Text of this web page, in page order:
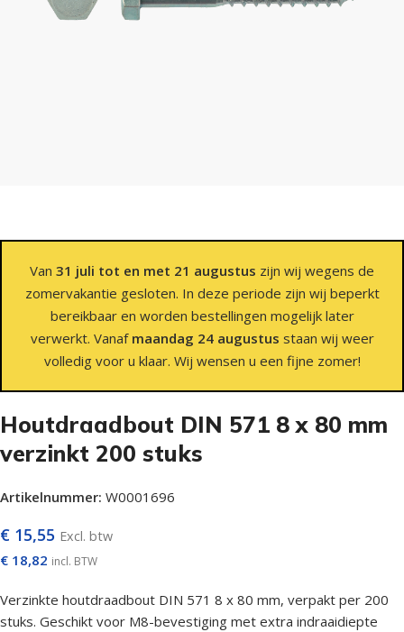
Van 31 juli tot en met 21 augustus zijn wij wegens de
zomervakantie gesloten. In deze periode zijn wij beperkt
bereikbaar en worden bestellingen mogelijk later
verwerkt. Vanaf maandag 24 augustus staan wij weer
volledig voor u klaar. Wij wensen u een fijne zomer!
Houtdraadbout DIN 571 8 x 80 mm
verzinkt 200 stuks
Artikelnummer: W0001696
€ 15,55 Excl. btw
€ 18,82 incl. BTW
Verzinkte houtdraadbout DIN 571 8 x 80 mm, verpakt per 200
stuks. Geschikt voor M8-bevestiging met extra indraaidiepte